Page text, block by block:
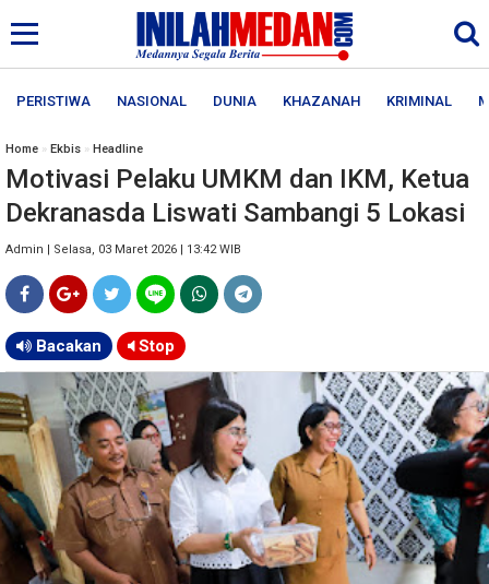
PERISTIWA NASIONAL DUNIA KHAZANAH KRIMINAL
Home » Ekbis » Headline
Motivasi Pelaku UMKM dan IKM, Ketua
Dekranasda Liswati Sambangi 5 Lokasi
Admin | Selasa, 03 Maret 2026 | 13:42 WIB
Bacakan Stop